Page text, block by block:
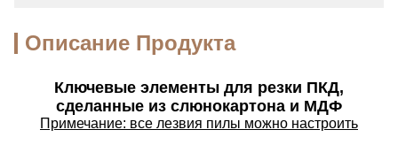
Описание Продукта
Ключевые элементы для резки ПКД,
сделанные из слюнокартона и МДФ
Примечание: все лезвия пилы можно настроить